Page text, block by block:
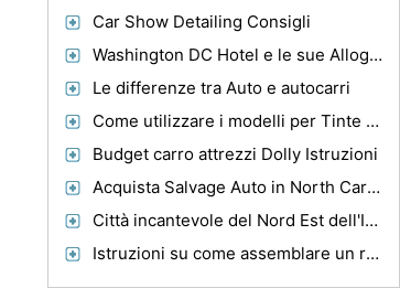
Car Show Detailing Consigli
Washington DC Hotel e le sue Alloggi
Le differenze tra Auto e autocarri
Come utilizzare i modelli per Tinte Window
Budget carro attrezzi Dolly Istruzioni
Acquista Salvage Auto in North Carolina
Città incantevole del Nord Est dell'India
Istruzioni su come assemblare un rimorchio tenda Conway